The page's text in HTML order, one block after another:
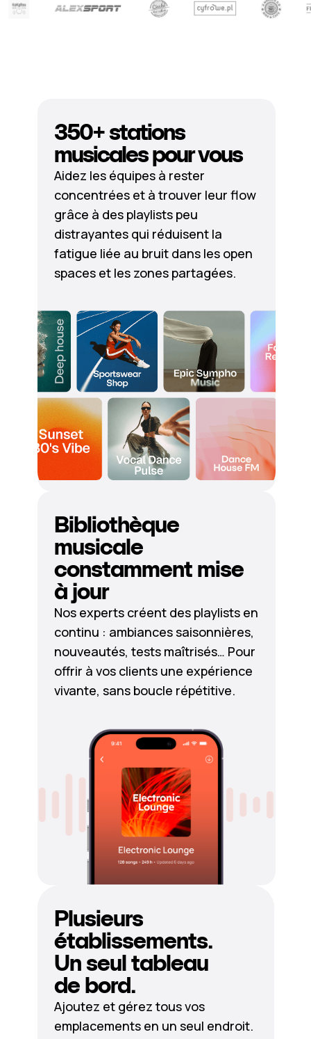
350+ stations
musicales pour vous
Aidez les équipes à rester
concentrées et à trouver leur flow
grâce à des playlists peu
distrayantes qui réduisent la
fatigue liée au bruit dans les open
spaces et les zones partagées.
Bibliothèque
musicale
constamment mise
à jour
Nos experts créent des playlists en
continu : ambiances saisonnières,
nouveautés, tests maîtrisés… Pour
offrir à vos clients une expérience
vivante, sans boucle répétitive.
Plusieurs
établissements.
Un seul tableau
de bord.
Ajoutez et gérez tous vos
emplacements en un seul endroit.